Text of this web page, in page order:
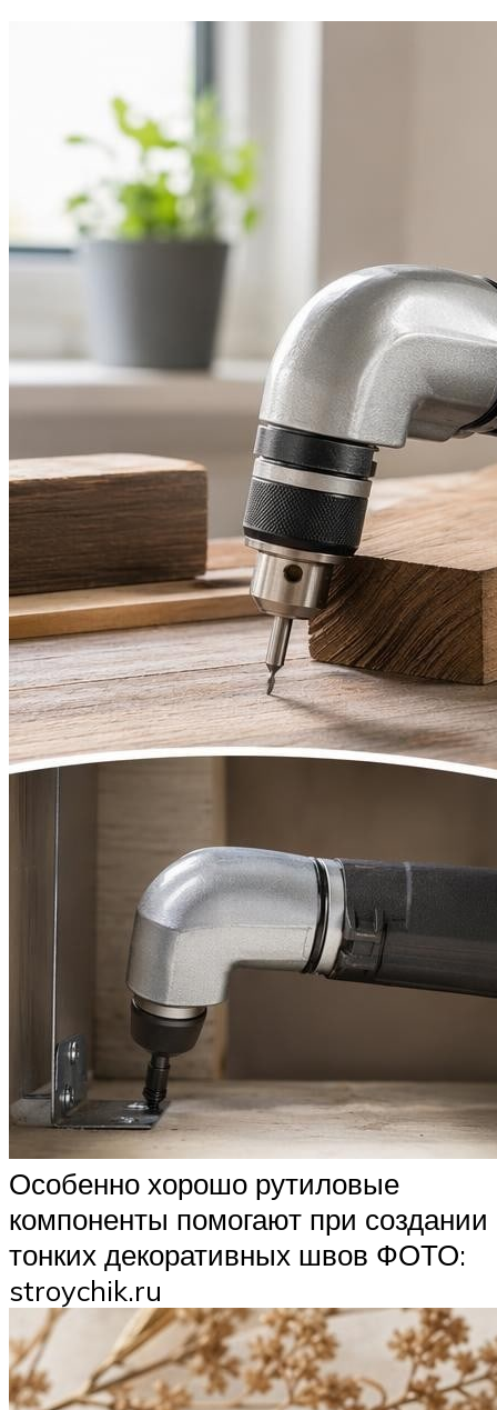
Особенно хорошо рутиловые
компоненты помогают при создании
тонких декоративных швов ФОТО:
stroychik.ru